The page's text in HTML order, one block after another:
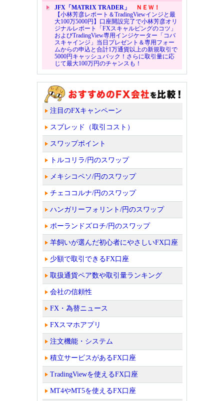
JFX「MATRIX TRADER」
ＮＥＷ！
【小林芳彦レポート＆TradingViewインジと最
大100万5000円】口座開設完了で小林芳彦オリ
ジナルレポート「FXスキャルピングのコツ」
およびTradingView専用インジケーター「コバ
スキャインジ」当日プレゼント＆専用フォー
ムからの申込と合計1万通貨以上の新規取引で
5000円キャッシュバック！さらに取引量に応
じて最大100万円のチャンスも！
注目のFXキャンペーン
スプレッド（取引コスト）
スワップポイント
トルコリラ/円のスワップ
メキシコペソ/円のスワップ
チェココルナ/円のスワップ
ハンガリーフォリント/円のスワップ
ポーランドズロチ/円のスワップ
羊飼いが選んだ初心者にやさしいFX口座
少額で取引できるFX口座
取扱通貨ペア数や取引量ランキング
会社の信頼性
FX・為替ニュース
FXスマホアプリ
注文機能・システム
積立サービスがあるFX口座
TradingViewを使えるFX口座
MT4やMT5を使えるFX口座